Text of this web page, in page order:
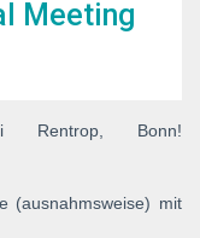
Meeting
Bonn!
(ausnahmsweise) mit